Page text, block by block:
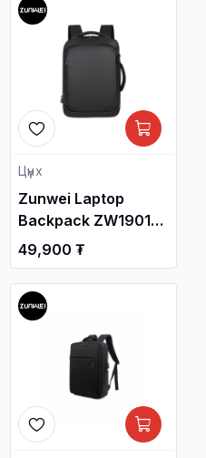
Цүнх
Zunwei Laptop
Backpack ZW1901
Black / Зөөврийн
Компьютерийн
Үүргэвч /
49,900 ₮